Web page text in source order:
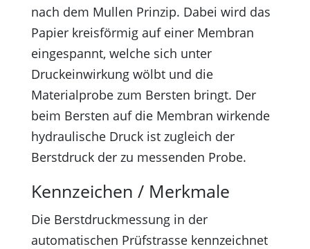
nach dem Mullen Prinzip. Dabei wird das
Papier kreisförmig auf einer Membran
eingespannt, welche sich unter
Druckeinwirkung wölbt und die
Materialprobe zum Bersten bringt. Der
beim Bersten auf die Membran wirkende
hydraulische Druck ist zugleich der
Berstdruck der zu messenden Probe.
Kennzeichen / Merkmale
Die Berstdruckmessung in der
automatischen Prüfstrasse kennzeichnet